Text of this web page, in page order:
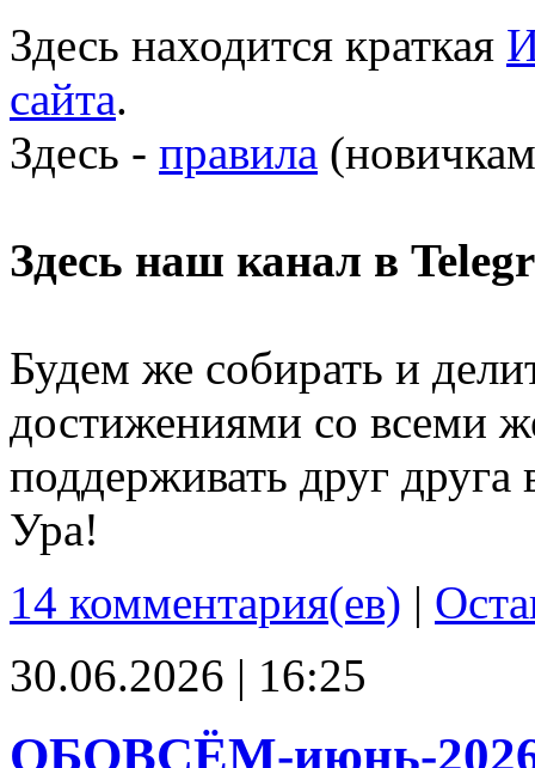
Здесь находится краткая
сайта.
Здесь - правила
Здесь наш канал в
Будем же собирать и
достижениями со всеми
поддерживать друг
Ура!
14 комментария(ев) |
30.06.2026 | 16:25
ОБОВСЁМ-июнь-